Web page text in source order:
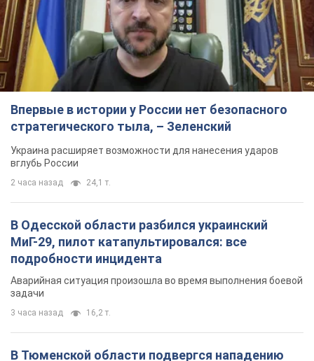
Впервые в истории у России нет безопасного
стратегического тыла, – Зеленский
Украина расширяет возможности для нанесения ударов
вглубь России
2 часа назад 24,1 т.
В Одесской области разбился украинский
МиГ-29, пилот катапультировался: все
подробности инцидента
Аварийная ситуация произошла во время выполнения боевой
задачи
3 часа назад 16,2 т.
В Тюменской области подвергся нападению